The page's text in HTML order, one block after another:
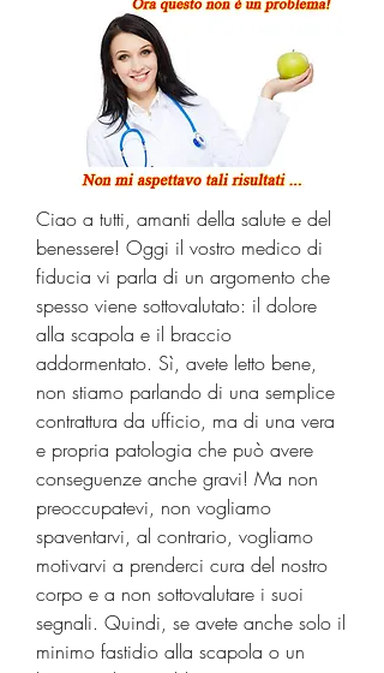
Ciao a tutti, amanti della salute e del
benessere! Oggi il vostro medico di
fiducia vi parla di un argomento che
spesso viene sottovalutato: il dolore
alla scapola e il braccio
addormentato. Sì, avete letto bene,
non stiamo parlando di una semplice
contrattura da ufficio, ma di una vera
e propria patologia che può avere
conseguenze anche gravi! Ma non
preoccupatevi, non vogliamo
spaventarvi, al contrario, vogliamo
motivarvi a prenderci cura del nostro
corpo e a non sottovalutare i suoi
segnali. Quindi, se avete anche solo il
minimo fastidio alla scapola o un